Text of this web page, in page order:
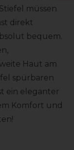
müssen
direkt
bequem.
Haut am
spürbaren
ein eleganter
Komfort und